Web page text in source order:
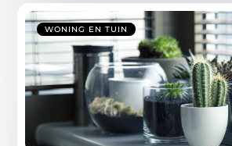
WONING EN TUIN